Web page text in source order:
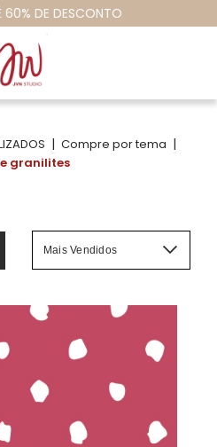
| Compre por tema |
granilites